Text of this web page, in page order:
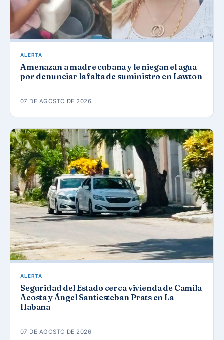
ALERTA
Amenazan a madre cubana y le niegan el agua
por denunciar la falta de suministro en Lawton
07 DE AGOSTO DE 2026
ALERTA
Seguridad del Estado cerca vivienda de Camila
Acosta y Ángel Santiesteban Prats en La
Habana
07 DE AGOSTO DE 2026